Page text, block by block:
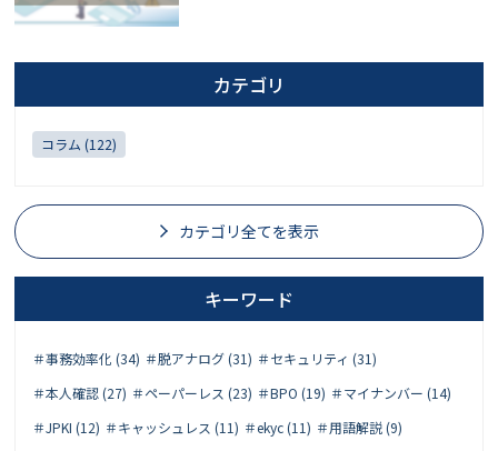
カテゴリ
コラム (122)
カテゴリ全てを表示
キーワード
＃事務効率化 (34) ＃脱アナログ (31) ＃セキュリティ (31)
＃本人確認 (27) ＃ペーパーレス (23) ＃BPO (19) ＃マイナンバー (14)
＃JPKI (12) ＃キャッシュレス (11) ＃ekyc (11) ＃用語解説 (9)